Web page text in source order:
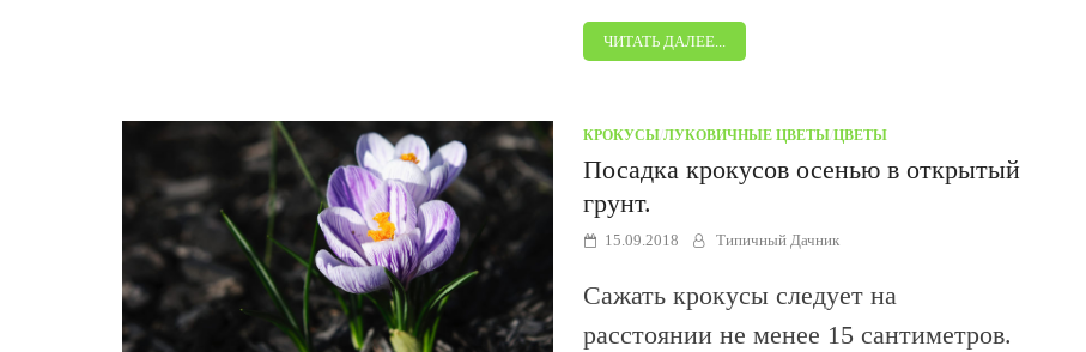
ЧИТАТЬ ДАЛЕЕ...
КРОКУСЫ ЛУКОВИЧНЫЕ ЦВЕТЫ ЦВЕТЫ
Посадка крокусов осенью в открытый
грунт.
15.09.2018 Типичный Дачник
Сажать крокусы следует на
расстоянии не менее 15 сантиметров.